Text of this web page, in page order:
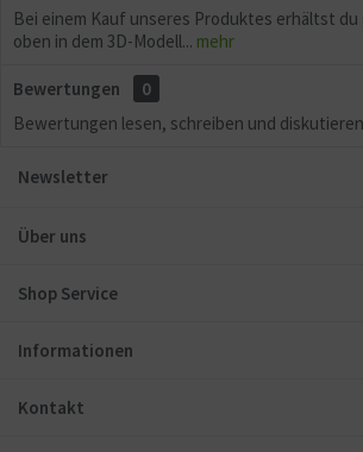
Bei einem Kauf unseres Produktes erhältst du
oben in dem 3D-Modell... mehr
Bewertungen
0
Bewertungen lesen, schreiben und
Newsletter
Über uns
Shop Service
Informationen
Kontakt